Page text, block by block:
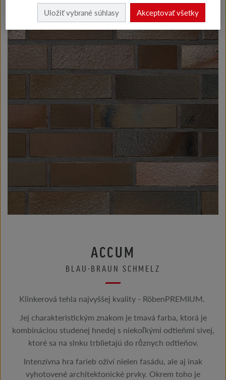
ACCUM
BLAU-BRAUN SCHMELZ
Klinkerová tehla najvyššej kvality - RöbenPREMIUM.
Jej charakteristickým znakom je tmavá farba, ktorá je
kombináciou studenej hnedej s niekoľkými odtieňmi sivej,
ktoré sa na slnku trblietajú do rôznych odtieňov.
Intenzívna hra farieb oživí nielen fasádu, ale aj inak
vyhotovené architektonické prvky. Okrem toho je
Uložiť vybrané súhlasy Akceptovať všetky